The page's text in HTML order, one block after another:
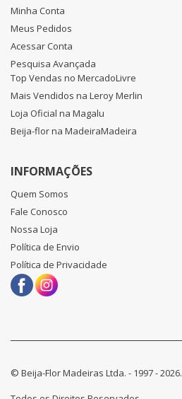
Minha Conta
Meus Pedidos
Acessar Conta
Pesquisa Avançada
Top Vendas no MercadoLivre
Mais Vendidos na Leroy Merlin
Loja Oficial na Magalu
Beija-flor na MadeiraMadeira
INFORMAÇÕES
Quem Somos
Fale Conosco
Nossa Loja
Política de Envio
Política de Privacidade
© Beija-Flor Madeiras Ltda. - 1997 - 2026.